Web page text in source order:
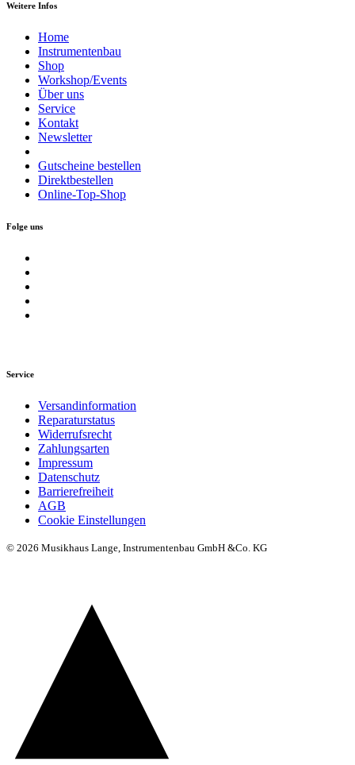
Weitere Infos
Home
Instrumentenbau
Shop
Workshop/Events
Über uns
Service
Kontakt
Newsletter
Gutscheine bestellen
Direktbestellen
Online-Top-Shop
Folge uns
Service
Versandinformation
Reparaturstatus
Widerrufsrecht
Zahlungsarten
Impressum
Datenschutz
Barrierefreiheit
AGB
Cookie Einstellungen
© 2026 Musikhaus Lange, Instrumentenbau GmbH &Co. KG